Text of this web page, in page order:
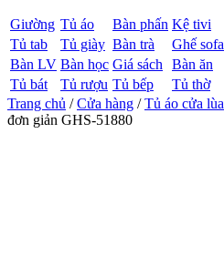
Giường Tủ áo Bàn phấn Kệ tivi
Tủ tab Tủ giày Bàn trà
Ghế sofa
Bàn LV Bàn học Giá sách Bàn ăn
Tủ bát Tủ rượu Tủ bếp
Tủ thờ
Trang chủ /Cửa hàng /Tủ áo cửa lùa
đơn giản GHS-51880